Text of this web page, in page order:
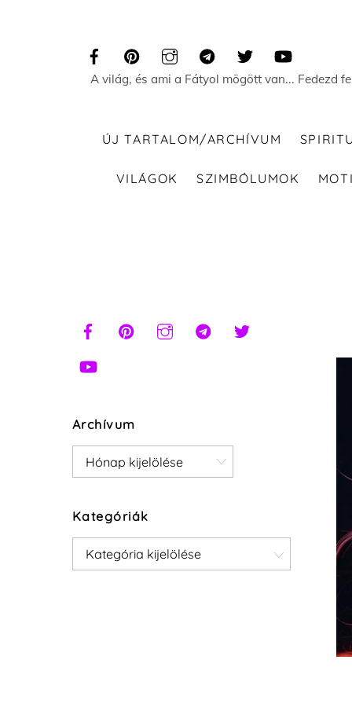
A világ, és ami a Fátyol mögött van... Fedezd
ÚJ TARTALOM/ARCHÍVUM
VILÁGOK SZIMBÓLUMOK
Archívum
Archívum
Kategóriák
Kategóriák